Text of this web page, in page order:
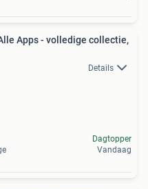
Apps - volledige collectie,
Details
Dagtopper
Vandaag